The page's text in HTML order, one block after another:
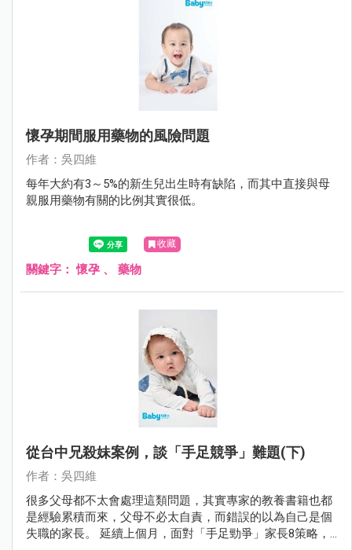
懷孕期間服用藥物的風險問題
作者：吳四維
每年大約有3～5%的新生兒出生時有缺陷，而其中直接與母
親服用藥物有關的比例其實很低。
收藏
關鍵字：懷孕 、 藥物
從台中兄殺妹案例，談「手足競爭」難題(下)
作者：吳四維
很多父母都不太會處理這類問題，其實專家的教養書籍也都
是經驗累積而來，父母不必太自責，而錯誤的以為自己是個
失職的家長。 延續上個月，面對「手足勁爭」家長8策略，4